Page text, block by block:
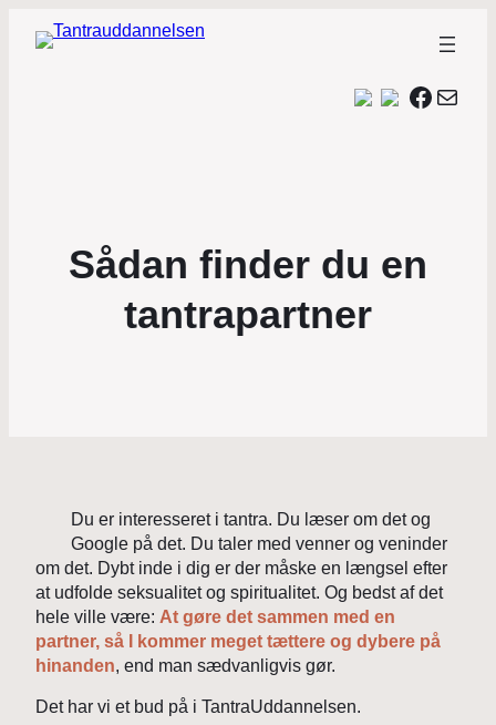
Mail
Sådan finder du en
tantrapartner
Du er interesseret i tantra. Du læser om det og
Google på det. Du taler med venner og veninder
om det. Dybt inde i dig er der måske en længsel efter
at udfolde seksualitet og spiritualitet. Og bedst af det
hele ville være: At gøre det sammen med en
partner, så I kommer meget tættere og dybere på
hinanden, end man sædvanligvis gør.
Det har vi et bud på i TantraUddannelsen.